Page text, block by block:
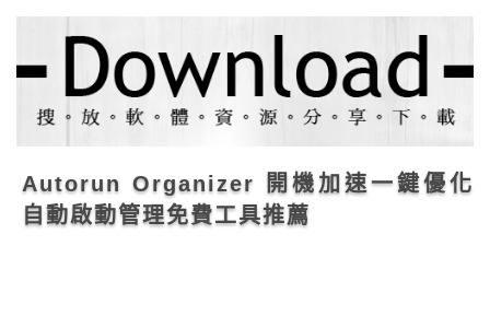
Autorun Organizer 開機加速一鍵優化
自動啟動管理免費工具推薦